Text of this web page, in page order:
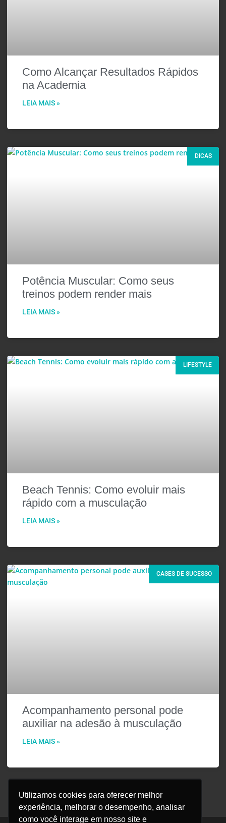
Utilizamos cookies para oferecer melhor
experiência, melhorar o desempenho, analisar
como você interage em nosso site e
Como Alcançar Resultados Rápidos
na Academia
LEIA MAIS »
DICAS
Potência Muscular: Como seus
treinos podem render mais
LEIA MAIS »
LIFESTYLE
Beach Tennis: Como evoluir mais
rápido com a musculação
LEIA MAIS »
CASES DE SUCESSO
Acompanhamento personal pode
auxiliar na adesão à musculação
LEIA MAIS »